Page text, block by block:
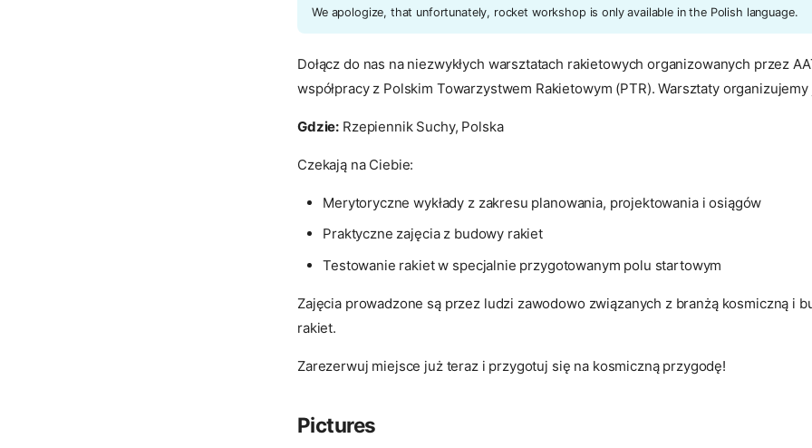
We apologize, that unfortunately, rocket workshop is only available in the Polish language.
Dołącz do nas na niezwykłych warsztatach rakietowych organizowanych przez
współpracy z Polskim Towarzystwem Rakietowym (PTR). Warsztaty organizujemy
Gdzie: Rzepiennik Suchy, Polska
Czekają na Ciebie:
Merytoryczne wykłady z zakresu planowania, projektowania i osiągów
Praktyczne zajęcia z budowy rakiet
Testowanie rakiet w specjalnie przygotowanym polu startowym
Zajęcia prowadzone są przez ludzi zawodowo związanych z branżą kosmiczną i
rakiet.
Zarezerwuj miejsce już teraz i przygotuj się na kosmiczną przygodę!
Pictures